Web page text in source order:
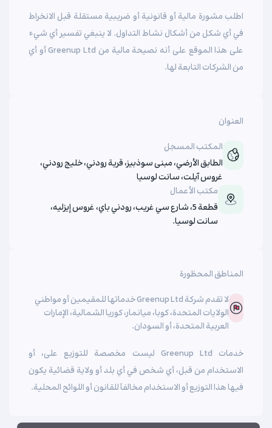
المناطق المحظورة
لا تقدم شركة Greenup Ltd خدماتها للمقيمين أو مواطني
الولايات المتحدة، كوبا، ميانمار، كوريا الشمالية، الإمارات
العربية المتحدة، أو السودان.
خدمات Greenup Ltd ليست مخصصة للتوزيع على، أو
الاستخدام من قبل، أي شخص في أي بلد أو ولاية قضائية يكون
فيها هذا التوزيع أو الاستخدام مخالفاً للقانون أو اللوائح المحلية.
العنوان
المكتب المسجل
الطابق الأرضي، مبنى سوذبيز، قرية رودني، خليج رودني،
غروس آيلت، سانت لوسيا
مكتب الأعمال
قطعة 5، شارع سي غريب، رودني باي، غروس إيزليه،
سانت لوسيا.
اطلب مشورة مالية أو قانونية أو ضريبية مستقلة قبل الانخراط
في أي شكل من أشكال نشاط التداول. لا ينبغي تفسير أي شيء
على هذا الموقع على أنه نصيحة مالية من Greenup Ltd أو أي
من الشركات التابعة لها.